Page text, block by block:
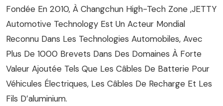
Fondée En 2010, À Changchun High-Tech Zone ,JETTY
Automotive Technology Est Un Acteur Mondial
Reconnu Dans Les Technologies Automobiles, Avec
Plus De 1000 Brevets Dans Des Domaines À Forte
Valeur Ajoutée Tels Que Les Câbles De Batterie Pour
Véhicules Électriques, Les Câbles De Recharge Et Les
Fils D’aluminium.